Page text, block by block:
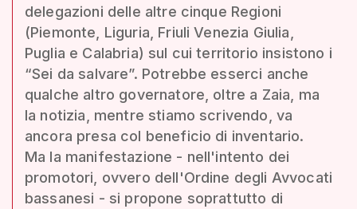
delegazioni delle altre cinque Regioni
(Piemonte, Liguria, Friuli Venezia Giulia,
Puglia e Calabria) sul cui territorio insistono i
“Sei da salvare”. Potrebbe esserci anche
qualche altro governatore, oltre a Zaia, ma
la notizia, mentre stiamo scrivendo, va
ancora presa col beneficio di inventario.
Ma la manifestazione - nell'intento dei
promotori, ovvero dell'Ordine degli Avvocati
bassanesi - si propone soprattutto di